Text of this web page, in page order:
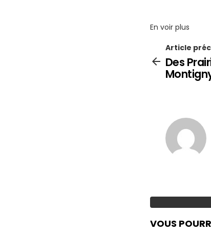
En voir plus
Article
Des
VOUS